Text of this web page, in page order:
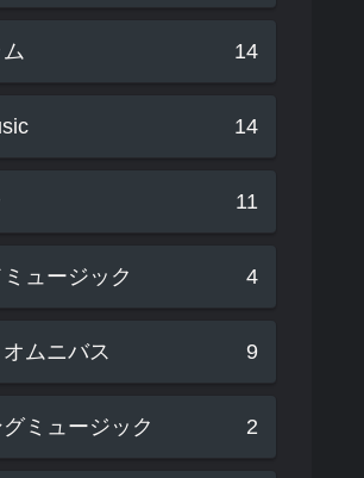
14
14
11
ュージック 4
ムニバス 9
ミュージック 2